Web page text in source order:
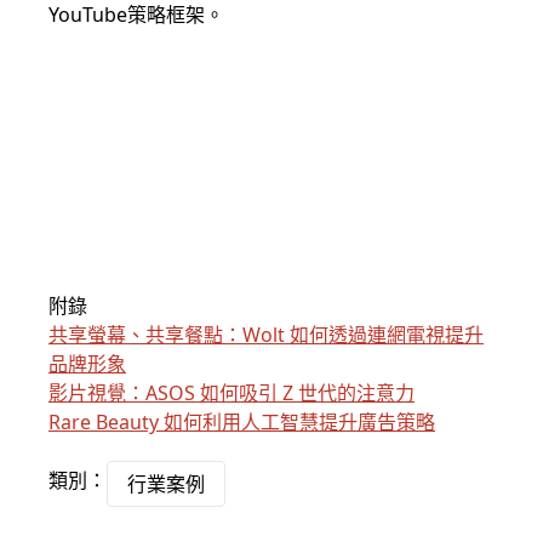
YouTube策略框架。
附錄
共享螢幕、共享餐點：Wolt 如何透過連網電視提升
品牌形象
影片視覺：ASOS 如何吸引 Z 世代的注意力
Rare Beauty 如何利用人工智慧提升廣告策略
類別： 行業案例